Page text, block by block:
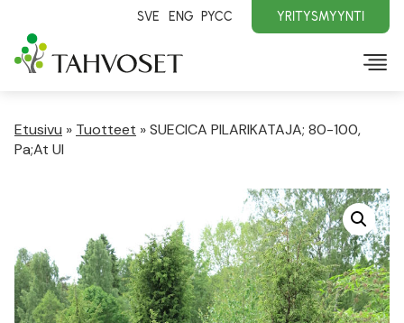
SVE ENG PYCC YRITYSMYYNTI
Etusivu » Tuotteet »SUECICA PILARIKATAJA; 80-100,
Pa;At Ul